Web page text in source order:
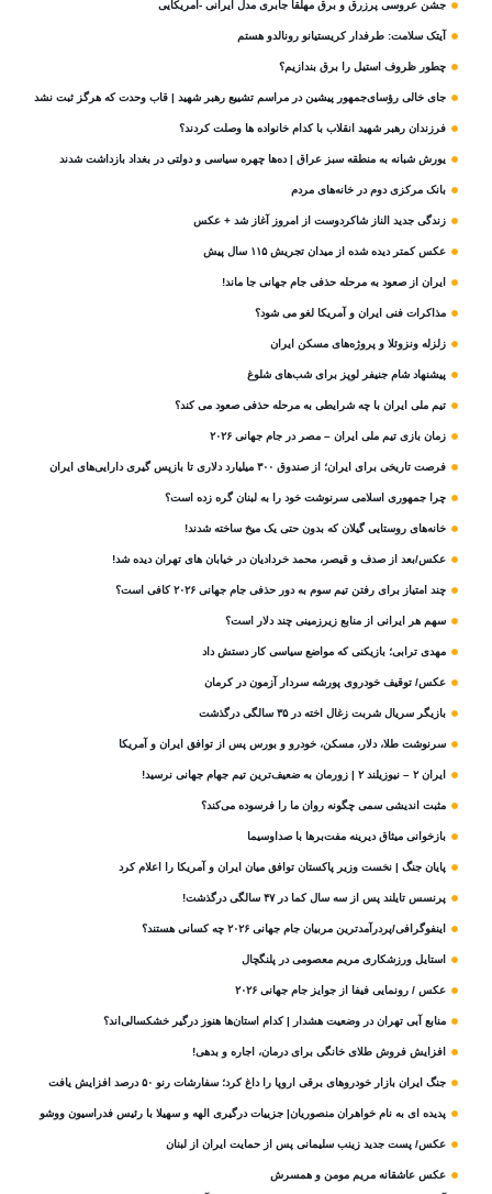
جشن عروسی پرزرق و برق مهلقا جابری مدل ایرانی -آمریکایی
آیتک سلامت: طرفدار کریستیانو رونالدو هستم
چطور ظروف استیل را برق بندازیم؟
جای خالی رؤسای‌جمهور پیشین در مراسم تشییع رهبر شهید | قاب وحدت که هرگز ثبت نشد
فرزندان رهبر شهید انقلاب با کدام خانواده ها وصلت کردند؟
یورش شبانه به منطقه سبز عراق | ده‌ها چهره سیاسی و دولتی در بغداد بازداشت شدند
بانک مرکزی دوم در خانه‌های مردم
زندگی جدید الناز شاکردوست از امروز آغاز شد + عکس
عکس کمتر دیده شده از میدان تجریش ۱۱۵ سال پیش
ایران از صعود به مرحله حذفی جام جهانی جا ماند!
مذاکرات فنی ایران و آمریکا لغو می شود؟
زلزله ونزوئلا و پروژه‌های مسکن ایران
پیشنهاد شام جنیفر لوپز برای شب‌های شلوغ
تیم ملی ایران با چه شرایطی به مرحله حذفی صعود می کند؟
زمان بازی تیم ملی ایران – مصر در جام جهانی ۲۰۲۶
فرصت تاریخی برای ایران؛ از صندوق ۳۰۰ میلیارد دلاری تا بازپس گیری دارایی‌های ایران
چرا جمهوری اسلامی سرنوشت خود را به لبنان گره زده است؟
خانه‌های روستایی گیلان که بدون حتی یک میخ ساخته شدند!
عکس/بعد از صدف و قیصر، محمد خردادیان در خیابان های تهران دیده شد!
چند امتیاز برای رفتن تیم سوم به دور حذفی جام جهانی ۲۰۲۶ کافی است؟
سهم هر ایرانی از منابع زیرزمینی چند دلار است؟
مهدی ترابی؛ بازیکنی که مواضع سیاسی‌ کار دستش داد
عکس/ توقیف خودروی پورشه سردار آزمون در کرمان
بازیگر سریال شربت زغال‌ اخته در ۳۵ سالگی درگذشت
سرنوشت طلا، دلار، مسکن، خودرو و بورس پس از توافق ایران و آمریکا
ایران ۲ – نیوزیلند ۲ | زورمان به ضعیف‌ترین تیم جهام جهانی نرسید!
مثبت‌ اندیشی سمی چگونه روان ما را فرسوده می‌کند؟
بازخوانی میثاق دیرینه مفت‌برها با صداوسیما
پایان جنگ | نخست وزیر پاکستان توافق میان ایران و آمریکا را اعلام کرد
پرنسس تایلند پس از سه سال کما در ۴۷ سالگی درگذشت!
اینفوگرافی/پردرآمدترین مربیان جام جهانی ۲۰۲۶ چه کسانی هستند؟
استایل ورزشکاری مریم معصومی در پلنگچال
عکس / رونمایی فیفا از جوایز جام جهانی ۲۰۲۶
منابع آبی تهران در وضعیت هشدار | کدام استان‌ها هنوز درگیر خشکسالی‌اند؟
افزایش فروش طلای خانگی برای درمان، اجاره و بدهی!
جنگ ایران بازار خودروهای برقی اروپا را داغ کرد؛ سفارشات رنو ۵۰ درصد افزایش یافت
پدیده ای به نام خواهران منصوریان| جزییات درگیری الهه و سهیلا با رئیس فدراسیون ووشو
عکس/ پست جدید زینب سلیمانی پس از حمایت ایران از لبنان
عکس عاشقانه مریم مومن و همسرش